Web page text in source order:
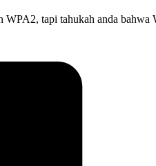
tapi tahukah anda